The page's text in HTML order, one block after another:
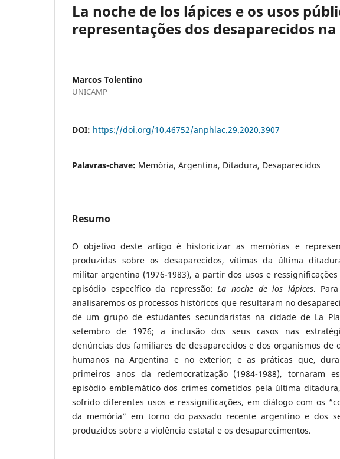
La noche de los lápices e os usos
representações dos desaparecidos
Marcos Tolentino
UNICAMP
DOI: https://doi.org/10.46752/anphlac.29.2020.3907
Palavras-chave: Mem´ória, Argentina, Ditadura, Desaparecidos
Resumo
O objetivo deste artigo é historicizar as memórias e
produzidas sobre os desaparecidos, vítimas da última
militar argentina (1976-1983), a partir dos usos e
episódio específico da repressão:La noche de los lápices.
analisaremos os processos históricos que resultaram no
de um grupo de estudantes secundaristas na cidade de La
setembro de 1976; a inclusão dos seus casos nas
denúncias dos familiares de desaparecidos e dos organismos de
humanos na Argentina e no exterior; e as práticas que,
primeiros anos da redemocratização (1984-1988), tornaram
episódio emblemático dos crimes cometidos pela última
sofrido diferentes usos e ressignificações, em diálogo com os
da memória” em torno do passado recente argentino e dos
produzidos sobre a violência estatal e os desaparecimentos.